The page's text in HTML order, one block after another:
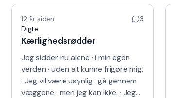
12 år siden
3
Digte
Kærlighedsrødder
Jeg sidder nu alene · i min egen
verden · uden at kunne frigøre mig.
· Jeg vil være usynlig · gå gennem
væggene · men jeg kan ikke. · Jeg